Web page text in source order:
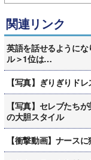
関連リンク
英語を話せるように
ル＞1位は…
【写真】ぎりぎりド
【写真】セレブたち
の大胆スタイル
【衝撃動画】ナース